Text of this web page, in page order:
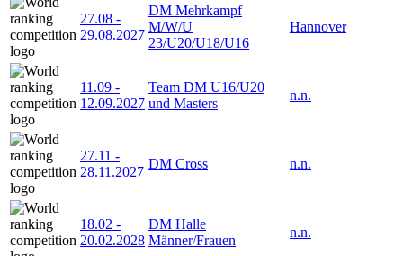
27.08 -
29.08.2027
DM Mehrkampf
M/W/U
23/U20/U18/U16
Hannover
11.09 -
12.09.2027
Team DM U16/U20
und Masters
n.n.
27.11 -
28.11.2027
DM Cross n.n.
18.02 -
20.02.2028
DM Halle
Männer/Frauen
n.n.